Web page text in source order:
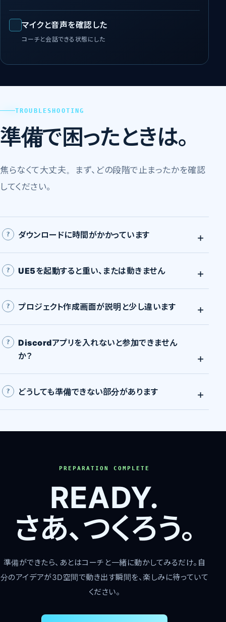
マイクと音声を確認した
コーチと会話できる状態にした
TROUBLESHOOTING
準備で困ったときは。
焦らなくて大丈夫。まず、どの段階で止まったかを確認
してください。
ダウンロードに時間がかかっています
UE5を起動すると重い、または動きません
プロジェクト作成画面が説明と少し違います
Discordアプリを入れないと参加できません
か？
どうしても準備できない部分があります
PREPARATION COMPLETE
READY.
さあ、つくろう。
準備ができたら、あとはコーチと一緒に動かしてみるだけ。自
分のアイデアが3D空間で動き出す瞬間を、楽しみに待っていて
ください。